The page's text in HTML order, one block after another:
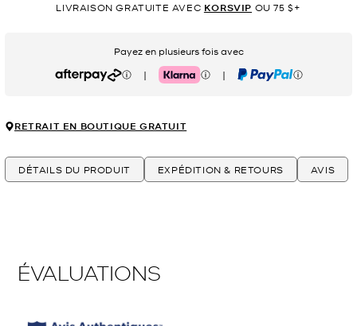
LIVRAISON GRATUITE AVEC KORSVIP OU 75 $+
Payez en plusieurs fois avec
Afterpay | Klarna | PayPal
RETRAIT EN BOUTIQUE GRATUIT
DÉTAILS DU PRODUIT EXPÉDITION & RETOURS AVIS